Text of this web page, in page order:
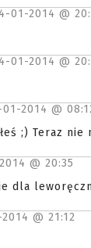
01-2014 @
01-2014 @
01-2014 @
;) Teraz nie
@ 20:35
dla
@ 21:12